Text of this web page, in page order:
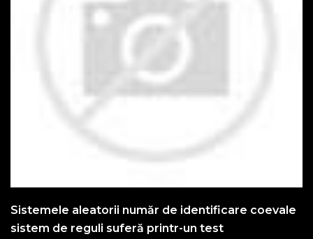
Sistemele aleatorii număr de identificare coevale
sistem de reguli suferă printr-un test